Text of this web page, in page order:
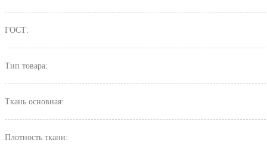
ГОСТ:
Тип товара:
Ткань основная:
Плотность ткани: